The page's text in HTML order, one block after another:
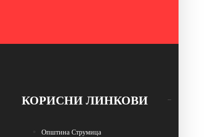
КОРИСНИ ЛИНКОВИ
Општина Струмица